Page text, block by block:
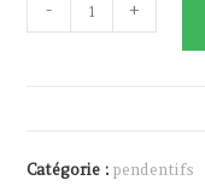
de
- +
Catégorie :pendentifs